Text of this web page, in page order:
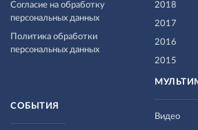
Согласие на обработку
персональных данных
Политика обработки
персональных данных
2018
2017
2016
2015
Видео
СОБЫТИЯ